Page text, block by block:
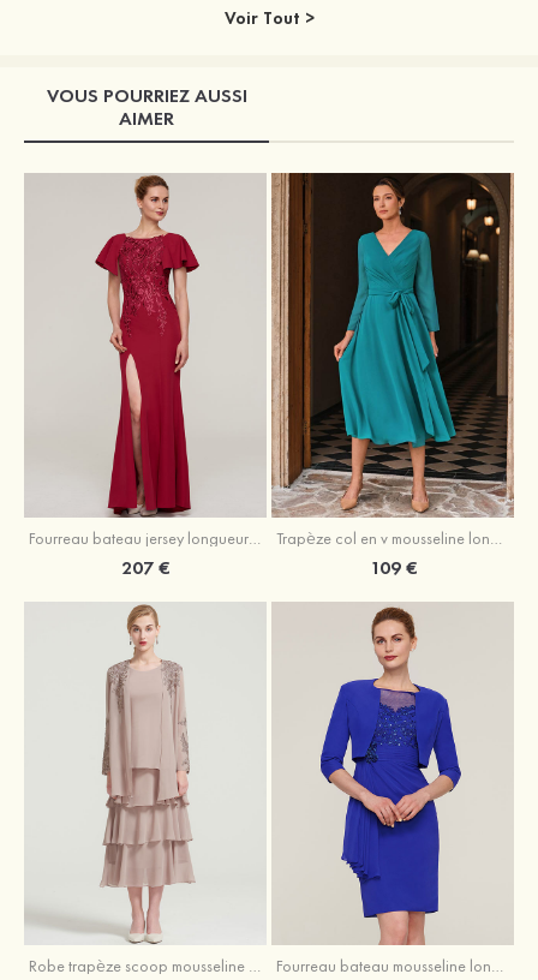
Voir Tout >
VOUS POURRIEZ AUSSI
AIMER
207 € 109 €
Robe trapèze scoop mousseline longueur mollet robe de mère de la mariée avec appliqué volants veste Fourreau bateau mousseline longueur genou robe de mère de la mariée avec appliqué perle plissé veste